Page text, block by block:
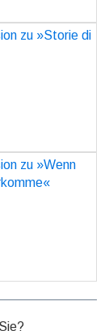
zu »Storie di
zu »Wenn ich